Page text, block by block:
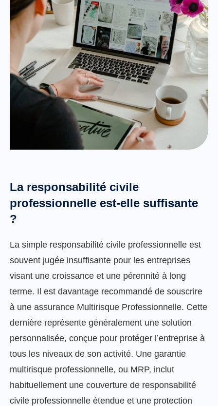
La responsabilité civile
professionnelle est-elle suffisante
?
La simple responsabilité civile professionnelle est
souvent jugée insuffisante pour les entreprises
visant une croissance et une pérennité à long
terme. Il est davantage recommandé de souscrire
à une assurance Multirisque Professionnelle. Cette
dernière représente généralement une solution
personnalisée, conçue pour protéger l’entreprise à
tous les niveaux de son activité. Une garantie
multirisque professionnelle, ou MRP, inclut
habituellement une couverture de responsabilité
civile professionnelle étendue et une protection